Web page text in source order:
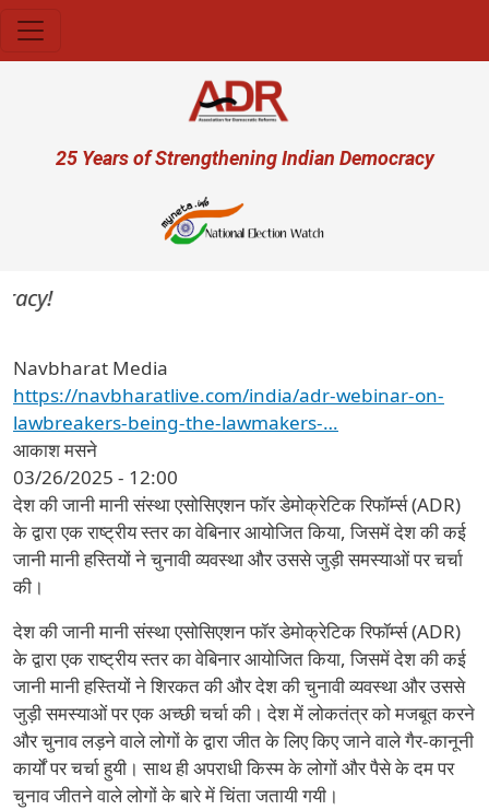
User account menu
25 Years of Strengthening Indian Democracy
Navbharat Media
https://navbharatlive.com/india/adr-webinar-on-
lawbreakers-being-the-lawmakers-…
आकाश मसने
03/26/2025 - 12:00
देश की जानी मानी संस्था एसोसिएशन फॉर डेमोक्रेटिक रिफॉर्म्स (ADR)
के द्वारा एक राष्ट्रीय स्तर का वेबिनार आयोजित किया, जिसमें देश की कई
जानी मानी हस्तियों ने चुनावी व्यवस्था और उससे जुड़ी समस्याओं पर चर्चा
की।
देश की जानी मानी संस्था एसोसिएशन फॉर डेमोक्रेटिक रिफॉर्म्स (ADR)
के द्वारा एक राष्ट्रीय स्तर का वेबिनार आयोजित किया, जिसमें देश की कई
जानी मानी हस्तियों ने शिरकत की और देश की चुनावी व्यवस्था और उससे
जुड़ी समस्याओं पर एक अच्छी चर्चा की। देश में लोकतंत्र को मजबूत करने
और चुनाव लड़ने वाले लोगों के द्वारा जीत के लिए किए जाने वाले गैर-कानूनी
कार्यों पर चर्चा हुयी। साथ ही अपराधी किस्म के लोगों और पैसे के दम पर
चुनाव जीतने वाले लोगों के बारे में चिंता जतायी गयी।